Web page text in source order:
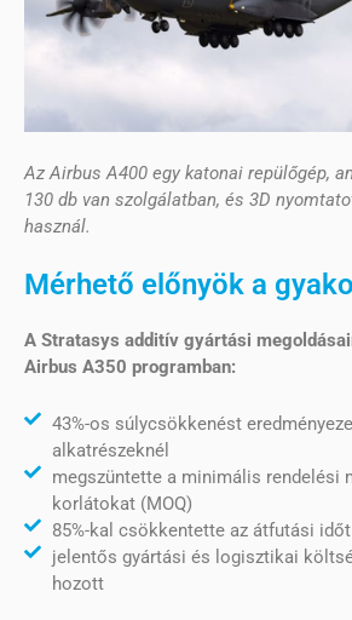
Az Airbus A400 egy katonai repülőgép,
130 db van szolgálatban, és 3D
használ.
Mérhető előnyök a
A Stratasys additív gyártási
Airbus A350 programban:
43%-os súlycsökkenést
alkatrészeknél
megszüntette a minimális rendelési
korlátokat (MOQ)
85%-kal csökkentette az átfutási időt
jelentős gyártási és logisztikai
hozott